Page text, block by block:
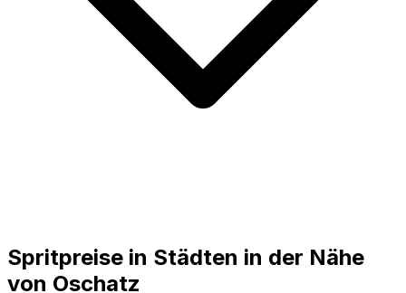
Spritpreise in Städten in der Nähe
von Oschatz